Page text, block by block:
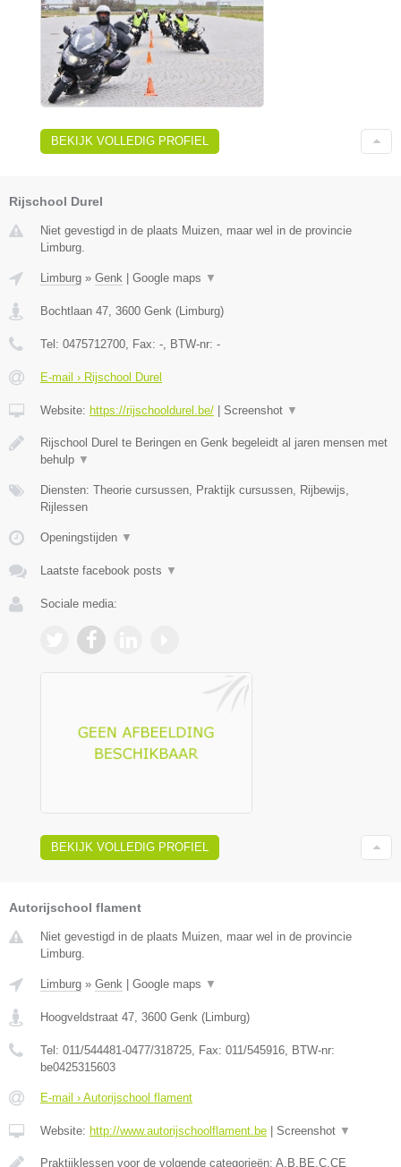
BEKIJK VOLLEDIG PROFIEL
Rijschool Durel
Niet gevestigd in de plaats Muizen, maar wel in de provincie
Limburg.
Limburg » Genk Google maps ▼
Bochtlaan 47 3600 Genk ( Limburg)
Tel: 0475712700 , Fax: - , BTW-nr: -
E-mail › Rijschool Durel
Website: https://rijschooldurel.be/ Screenshot ▼
Rijschool Durel te Beringen en Genk begeleidt al jaren mensen met
behulp ▼
Diensten: Theorie cursussen, Praktijk cursussen, Rijbewijs,
Rijlessen
Openingstijden ▼
Laatste facebook posts ▼
Sociale media:
BEKIJK VOLLEDIG PROFIEL
Autorijschool flament
Niet gevestigd in de plaats Muizen, maar wel in de provincie
Limburg.
Limburg » Genk Google maps ▼
Hoogveldstraat 47, 3600 Genk (Limburg)
Tel: 011/544481-0477/318725, Fax: 011/545916, BTW-nr:
be0425315603
E-mail › Autorijschool flament
Website: http://www.autorijschoolflament.be Screenshot ▼
Praktijklessen voor de volgende categorieën: A,B,BE,C,CE